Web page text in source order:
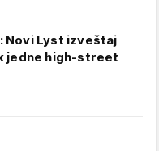
Novi Lyst izveštaj
jedne high-street